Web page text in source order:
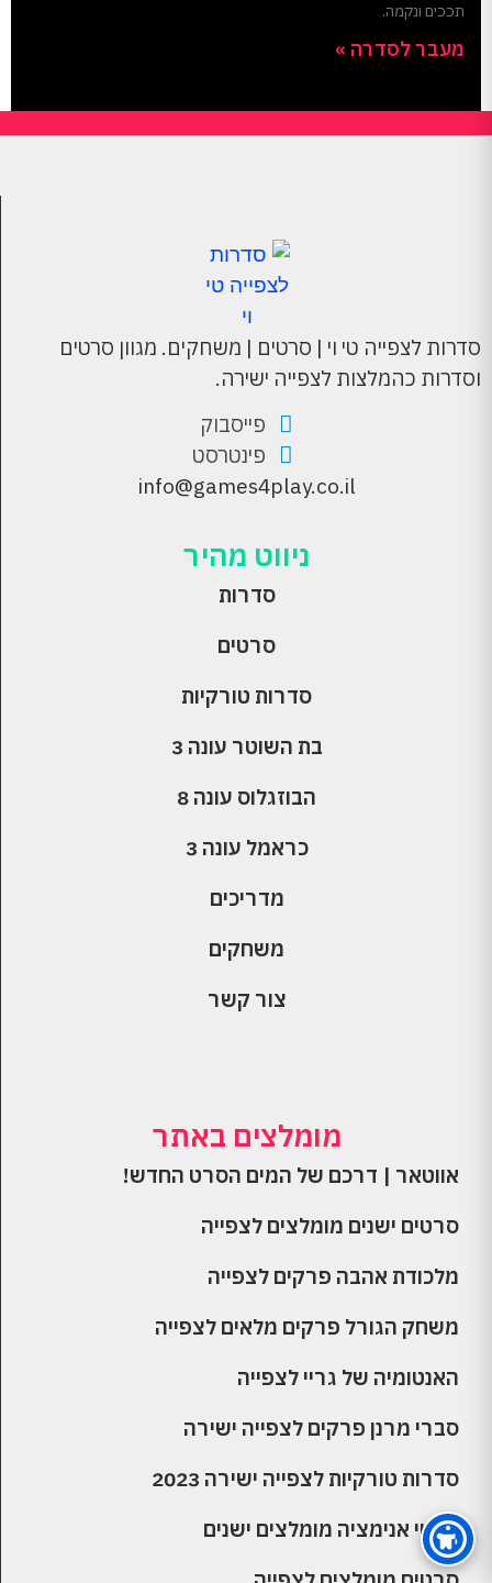
תככים ונקמה.
מעבר לסדרה »
סדרות לצפייה טי וי | סרטים | משחקים. מגוון סרטים
וסדרות כהמלצות לצפייה ישירה.
פייסבוק
פינטרסט
info@games4play.co.il
ניווט מהיר
סדרות
סרטים
סדרות טורקיות
בת השוטר עונה 3
הבוזגלוס עונה 8
כראמל עונה 3
מדריכים
משחקים
צור קשר
מומלצים באתר
אווטאר | דרכם של המים הסרט החדש!
סרטים ישנים מומלצים לצפייה
מלכודת אהבה פרקים לצפייה
משחק הגורל פרקים מלאים לצפייה
האנטומיה של גריי לצפייה
סברי מרנן פרקים לצפייה ישירה
סדרות טורקיות לצפייה ישירה 2023
סרטי אנימציה מומלצים ישנים